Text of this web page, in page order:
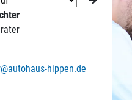
hippen.de